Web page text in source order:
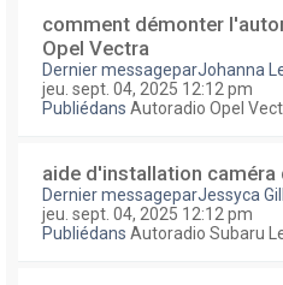
comment démonter
Opel Vectra
Dernier messageparJohanna
jeu. sept. 04, 2025 12:12 pm
Publiédans Autoradio Opel
aide d'installation caméra
Dernier messageparJessyca
jeu. sept. 04, 2025 12:12 pm
Publiédans Autoradio Subaru